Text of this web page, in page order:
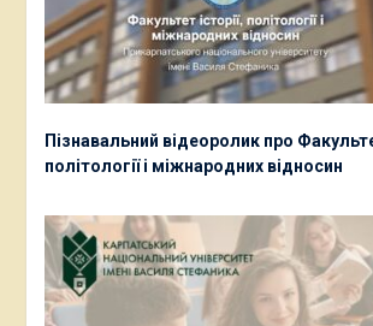
Пізнавальний відеоролик про
політології і міжнародних відносин